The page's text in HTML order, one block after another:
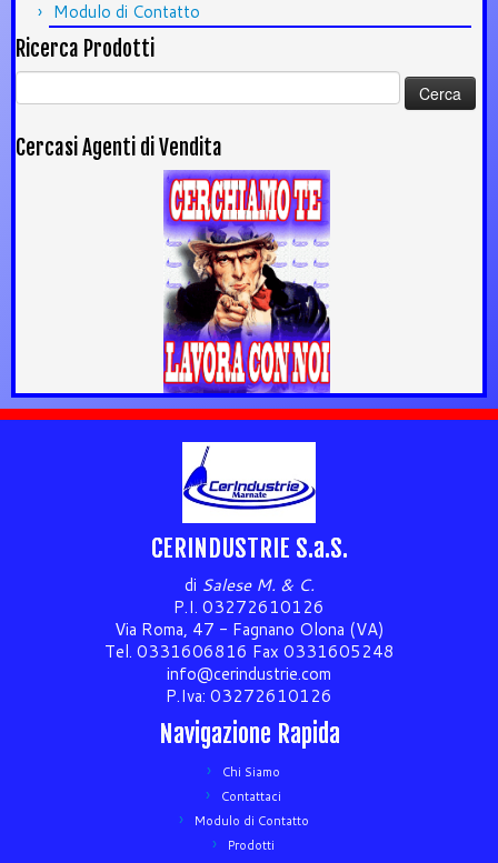
Modulo di Contatto
Ricerca Prodotti
Ricerca
per:
Cercasi Agenti di Vendita
CERINDUSTRIE S.a.S.
di Salese M. & C.
P.I. 03272610126
Via Roma, 47 - Fagnano Olona (VA)
Tel. 0331606816 Fax 0331605248
info@cerindustrie.com
P.Iva: 03272610126
Navigazione Rapida
Chi Siamo
Contattaci
Modulo di Contatto
Prodotti